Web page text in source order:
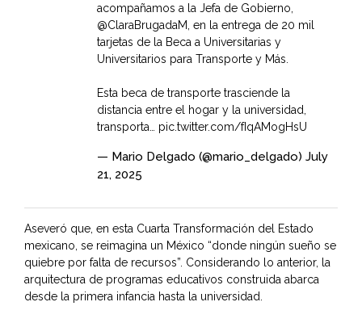
acompañamos a la Jefa de Gobierno,
@ClaraBrugadaM , en la entrega de 20 mil
tarjetas de la Beca a Universitarias y
Universitarios para Transporte y Más.
Esta beca de transporte trasciende la
distancia entre el hogar y la universidad,
transporta… pic.twitter.com/fIqAMogHsU
— Mario Delgado (@mario_delgado) July
21, 2025
Aseveró que, en esta Cuarta Transformación del Estado
mexicano, se reimagina un México “donde ningún sueño se
quiebre por falta de recursos”. Considerando lo anterior, la
arquitectura de programas educativos construida abarca
desde la primera infancia hasta la universidad.